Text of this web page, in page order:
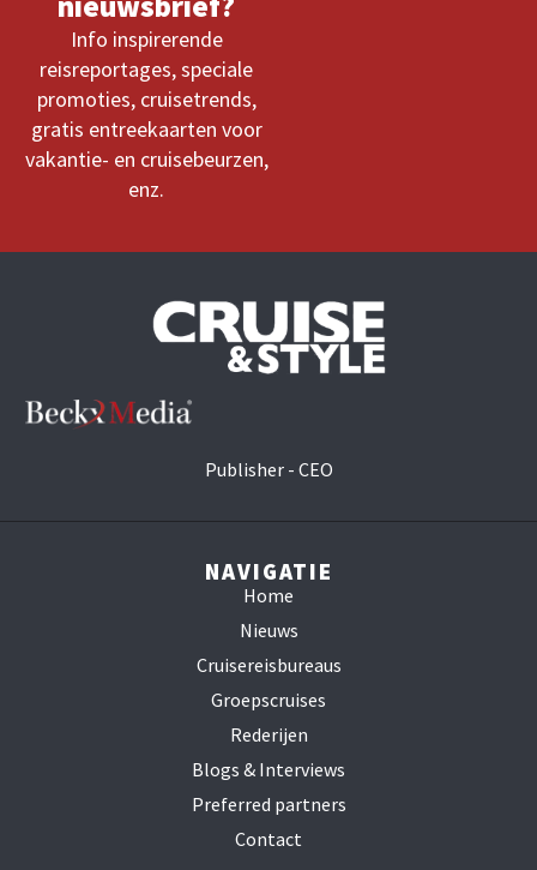
Info inspirerende
reisreportages, speciale
promoties, cruisetrends,
gratis entreekaarten voor
vakantie- en cruisebeurzen,
enz.
Publisher - CEO
NAVIGATIE
Home
Nieuws
Cruisereisbureaus
Groepscruises
Rederijen
Blogs & Interviews
Preferred partners
Contact